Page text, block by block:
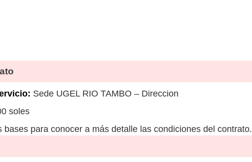
Sede UGEL RIO TAMBO – Direccion
soles
bases para conocer a más detalle las condiciones del contrato.